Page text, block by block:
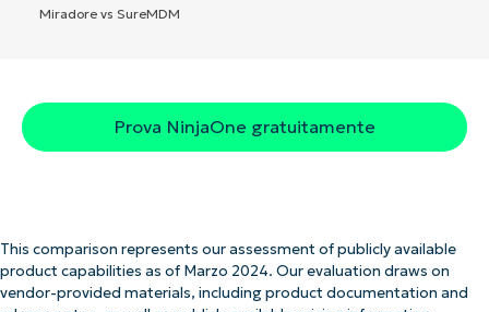
Miradore vs SureMDM
Prova NinjaOne gratuitamente
This comparison represents our assessment of publicly available
product capabilities as of Marzo 2024. Our evaluation draws on
vendor-provided materials, including product documentation and